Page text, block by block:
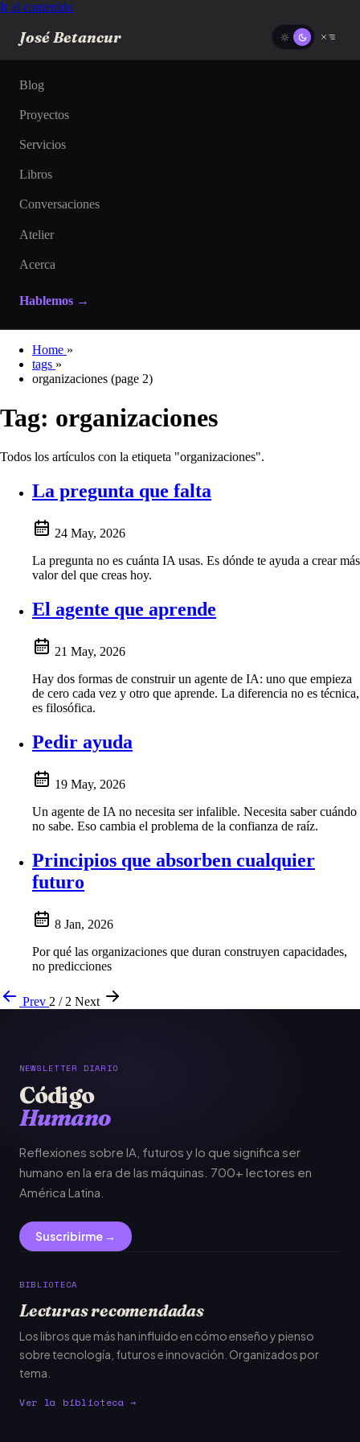
Ir al contenido
José Betancur
Blog
Proyectos
Servicios
Libros
Conversaciones
Atelier
Acerca
Hablemos →
Home »
tags »
organizaciones (page 2)
Tag: organizaciones
Todos los artículos con la etiqueta "organizaciones".
La pregunta que falta
24 May, 2026
La pregunta no es cuánta IA usas. Es dónde te ayuda a crear más
valor del que creas hoy.
El agente que aprende
21 May, 2026
Hay dos formas de construir un agente de IA: uno que empieza
de cero cada vez y otro que aprende. La diferencia no es técnica,
es filosófica.
Pedir ayuda
19 May, 2026
Un agente de IA no necesita ser infalible. Necesita saber cuándo
no sabe. Eso cambia el problema de la confianza de raíz.
Principios que absorben cualquier
futuro
8 Jan, 2026
Por qué las organizaciones que duran construyen capacidades,
no predicciones
Prev 2 / 2 Next
NEWSLETTER DIARIO
Código
Humano
Reflexiones sobre IA, futuros y lo que significa ser
humano en la era de las máquinas. 700+ lectores en
América Latina.
Suscribirme →
BIBLIOTECA
Lecturas recomendadas
Los libros que más han influido en cómo enseño y pienso
sobre tecnología, futuros e innovación. Organizados por
tema.
Ver la biblioteca →